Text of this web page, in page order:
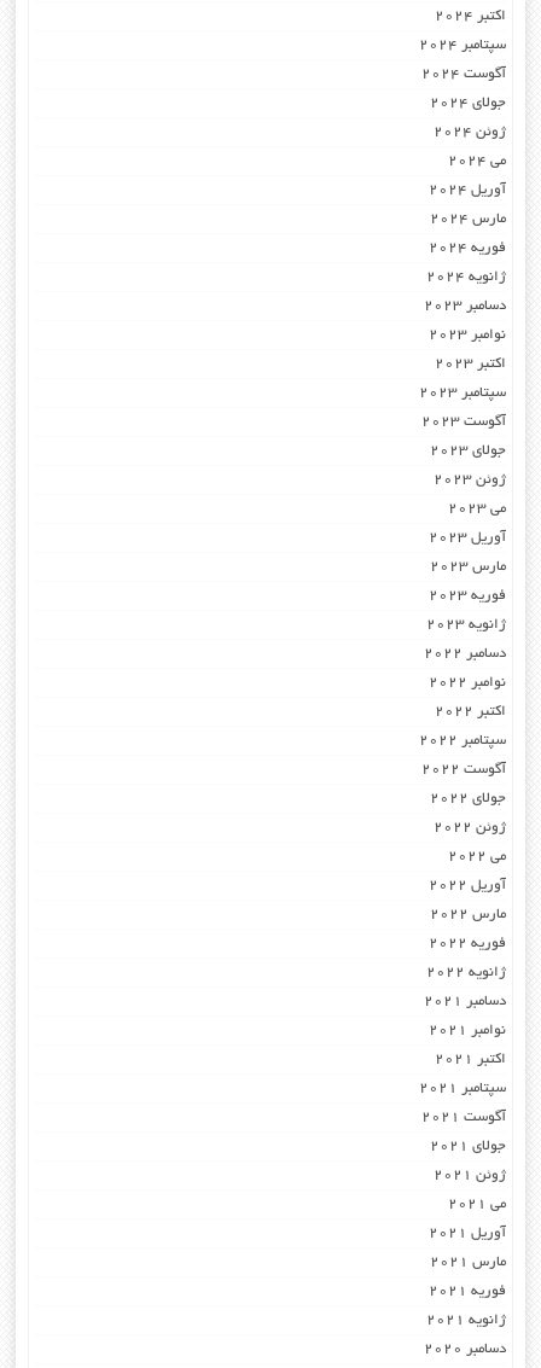
اکتبر 2024
سپتامبر 2024
آگوست 2024
جولای 2024
ژوئن 2024
می 2024
آوریل 2024
مارس 2024
فوریه 2024
ژانویه 2024
دسامبر 2023
نوامبر 2023
اکتبر 2023
سپتامبر 2023
آگوست 2023
جولای 2023
ژوئن 2023
می 2023
آوریل 2023
مارس 2023
فوریه 2023
ژانویه 2023
دسامبر 2022
نوامبر 2022
اکتبر 2022
سپتامبر 2022
آگوست 2022
جولای 2022
ژوئن 2022
می 2022
آوریل 2022
مارس 2022
فوریه 2022
ژانویه 2022
دسامبر 2021
نوامبر 2021
اکتبر 2021
سپتامبر 2021
آگوست 2021
جولای 2021
ژوئن 2021
می 2021
آوریل 2021
مارس 2021
فوریه 2021
ژانویه 2021
دسامبر 2020